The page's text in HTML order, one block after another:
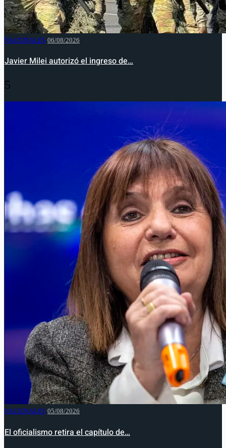
NACIONALES 06/08/2026
Javier Milei autorizó el ingreso de…
5
NACIONALES 05/08/2026
El oficialismo retira el capítulo de…